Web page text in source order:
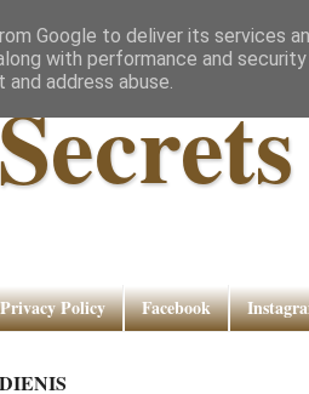
Privacy Policy Facebook
Google to deliver its services
with performance and
address abuse.